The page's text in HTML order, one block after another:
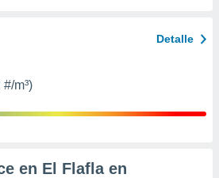
Detalle
m³)
en El Flafla en